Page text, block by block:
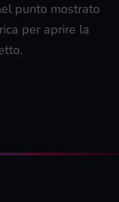
punto mostrato
per aprire la